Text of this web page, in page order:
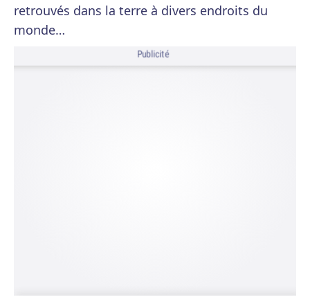
retrouvés dans la terre à divers endroits du
monde…
Publicité